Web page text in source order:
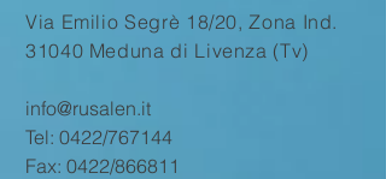
Via Emilio Segrè 18/20, Zona Ind.
31040 Meduna di Livenza (Tv)
info@rusalen.it
Tel: 0422/767144
Fax: 0422/866811